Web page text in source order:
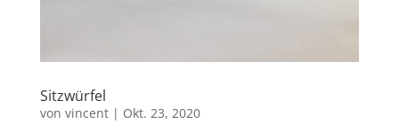
Sitzwürfel
von vincent| Okt. 23, 2020